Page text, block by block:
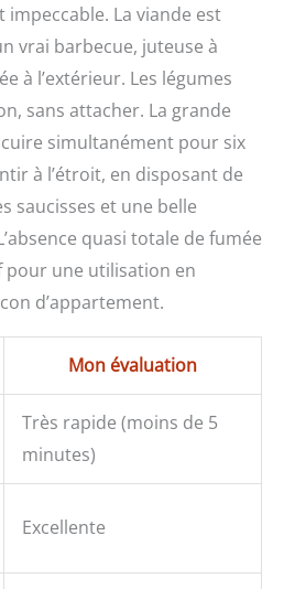
impeccable. La viande est
vrai barbecue, juteuse à
à l’extérieur. Les légumes
sans attacher. La grande
simultanément pour six
à l’étroit, en disposant de
saucisses et une belle
quasi totale de fumée
pour une utilisation en
d’appartement.
Mon évaluation
Très rapide (moins de 5
minutes)
Excellente